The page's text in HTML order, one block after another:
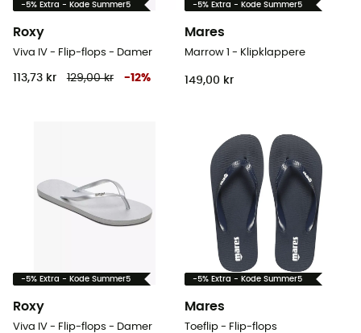
-5% Extra - Kode Summer5
Roxy
Viva IV - Flip-flops - Damer
113,73 kr 129,00 kr -12%
-5% Extra - Kode Summer5
Mares
Marrow 1 - Klipklappere
149,00 kr
-5% Extra - Kode Summer5
Roxy
Viva IV - Flip-flops - Damer
-5% Extra - Kode Summer5
Mares
Toeflip - Flip-flops